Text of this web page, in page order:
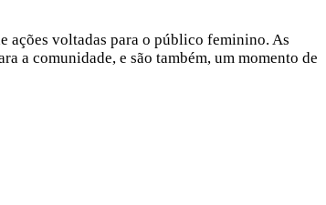
ações voltadas para o público feminino. As
a comunidade, e são também, um momento de